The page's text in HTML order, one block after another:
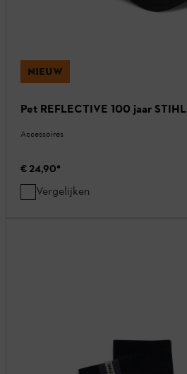
NIEUW
Pet REFLECTIVE 100 jaar STIHL
Accessoires
€ 24,90*
Vergelijken